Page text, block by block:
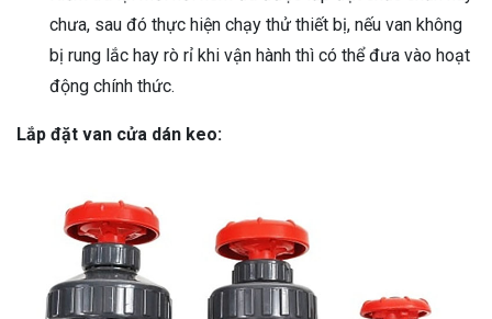
chưa, sau đó thực hiện chạy thử thiết bị, nếu van không
bị rung lắc hay rò rỉ khi vận hành thì có thể đưa vào hoạt
động chính thức.
Lắp đặt van cửa dán keo: